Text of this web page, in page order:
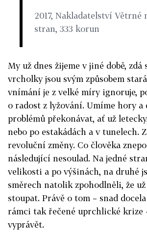
2017, Nakladatelství Větrné
stran, 333 korun
My už dnes žijeme v jiné době, zdá
vrcholky jsou svým způsobem
vnímání je z velké míry ignoruje,
o radost z lyžování. Umíme hory a
problémů překonávat, ať už
nebo po estakádách a v tunelech.
revoluční změny. Co člověka
následující nesoulad. Na jedné
velikosti a po výšinách, na druhé
směrech natolik zpohodlněli, že
stoupat. Právě o tom – snad
rámci tak řečené uprchlické krize
vyprávět.